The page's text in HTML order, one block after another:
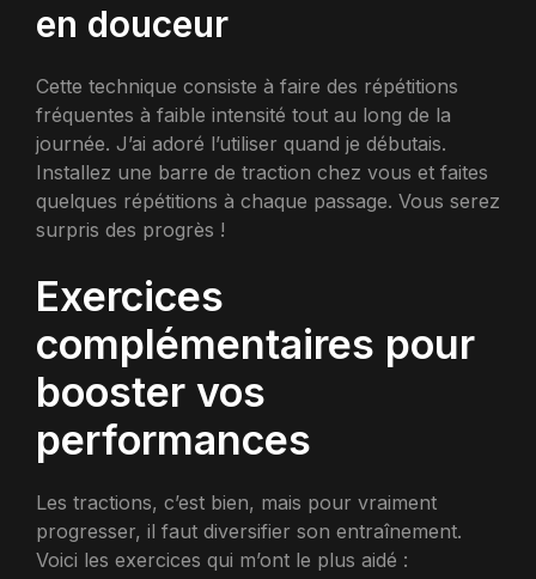
en douceur
Cette technique consiste à faire des répétitions
fréquentes à faible intensité tout au long de la
journée. J’ai adoré l’utiliser quand je débutais.
Installez une barre de traction chez vous et faites
quelques répétitions à chaque passage. Vous serez
surpris des progrès !
Exercices
complémentaires pour
booster vos
performances
Les tractions, c’est bien, mais pour vraiment
progresser, il faut diversifier son entraînement.
Voici les exercices qui m’ont le plus aidé :